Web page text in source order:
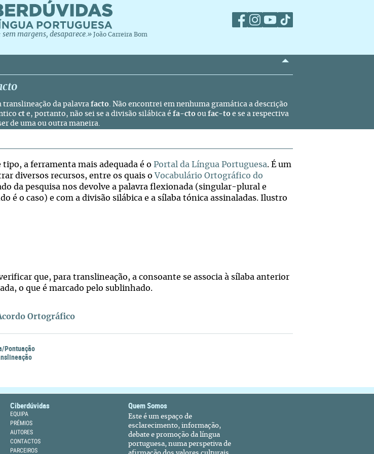
margens, desaparece.» João Carreira Bom
translineação da palavra facto. Não encontrei em nenhuma gramática a descrição
ct e, portanto, não sei se a divisão silábica é fa-cto ou fac-to e se a respectiva
de uma ou outra maneira.
tipo, a ferramenta mais adequada é o Portal da Língua Portuguesa. É um
diversos recursos, entre os quais o Vocabulário Ortográfico do
da pesquisa nos devolve a palavra flexionada (singular-plural e
é o caso) e com a divisão silábica e a sílaba tónica assinaladas. Ilustro
que, para translineação, a consoante se associa à sílaba anterior
o que é marcado pelo sublinhado.
Ortográfico
Pontuação
Ciberdúvidas
EQUIPA
PRÉMIOS
AUTORES
CONTACTOS
PARCEIROS
Quem Somos
Este é um espaço de
esclarecimento, informação,
debate e promoção da língua
portuguesa, numa perspetiva de